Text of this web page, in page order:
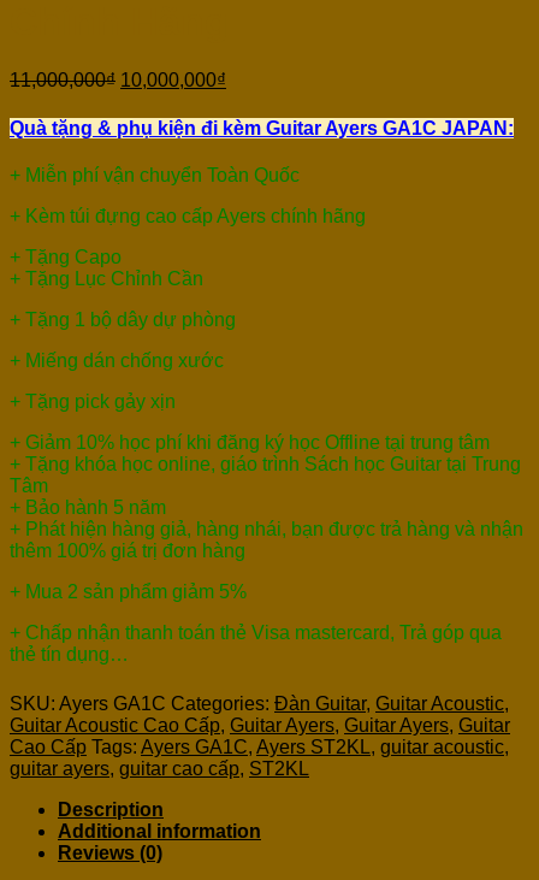
11,000,000₫ 10,000,000₫
Quà tặng & phụ kiện đi kèm Guitar Ayers GA1C JAPAN:
+ Miễn phí vận chuyển Toàn Quốc
+ Kèm túi đựng cao cấp Ayers chính hãng
+ Tặng Capo
+ Tặng Lục Chỉnh Cần
+ Tặng 1 bộ dây dự phòng
+ Miếng dán chống xước
+ Tặng pick gảy xịn
+ Giảm 10% học phí khi đăng ký học Offline tại trung tâm
+ Tặng khóa học online, giáo trình Sách học Guitar tại Trung
Tâm
+ Bảo hành 5 năm
+ Phát hiện hàng giả, hàng nhái, bạn được trả hàng và nhận
thêm 100% giá trị đơn hàng
+ Mua 2 sản phẩm giảm 5%
+ Chấp nhận thanh toán thẻ Visa mastercard, Trả góp qua
thẻ tín dụng…
SKU: Ayers GA1C Categories: Đàn Guitar, Guitar Acoustic,
Guitar Acoustic Cao Cấp, Guitar Ayers, Guitar Ayers, Guitar
Cao Cấp Tags: Ayers GA1C, Ayers ST2KL, guitar acoustic,
guitar ayers, guitar cao cấp, ST2KL
Description
Additional information
Reviews (0)